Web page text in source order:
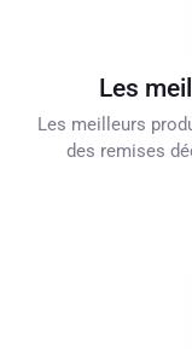
Les
Les meilleurs
des remises